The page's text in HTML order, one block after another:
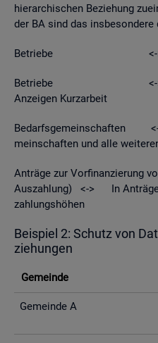
hier­ar­chi­schen Be­zie­hung
der BA sind das ins­be­son­de­re
Be­trie­be <->
Be­trie­be <->
An­zei­gen Kurz­ar­beit
Be­darfs­ge­mein­schaf­ten
mein­schaf­ten und alle
An­trä­ge zur Vor­fi­nan­zie­rung
Aus­zah­lung) <-> In
zah­lungs­hö­hen
Bei­spiel 2: Schutz von
zie­hun­gen
Ge­mein­de
Ge­mein­de A